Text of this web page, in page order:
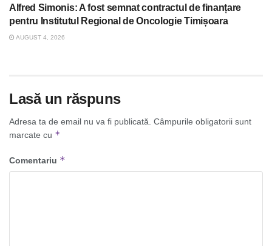
Alfred Simonis: A fost semnat contractul de finanțare
pentru Institutul Regional de Oncologie Timișoara
AUGUST 4, 2026
Lasă un răspuns
Adresa ta de email nu va fi publicată. Câmpurile obligatorii sunt
marcate cu *
Comentariu *